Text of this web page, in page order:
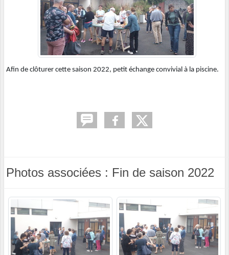
Afin de clôturer cette saison 2022, petit échange convivial à la piscine.
Photos associées : Fin de saison 2022